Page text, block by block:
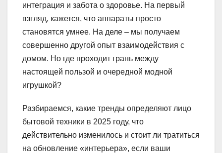
интеграция и забота о здоровье. На первый
взгляд, кажется, что аппараты просто
становятся умнее. На деле – мы получаем
совершенно другой опыт взаимодействия с
домом. Но где проходит грань между
настоящей пользой и очередной модной
игрушкой?
Разбираемся, какие тренды определяют лицо
бытовой техники в 2025 году, что
действительно изменилось и стоит ли тратиться
на обновление «интерьера», если ваши